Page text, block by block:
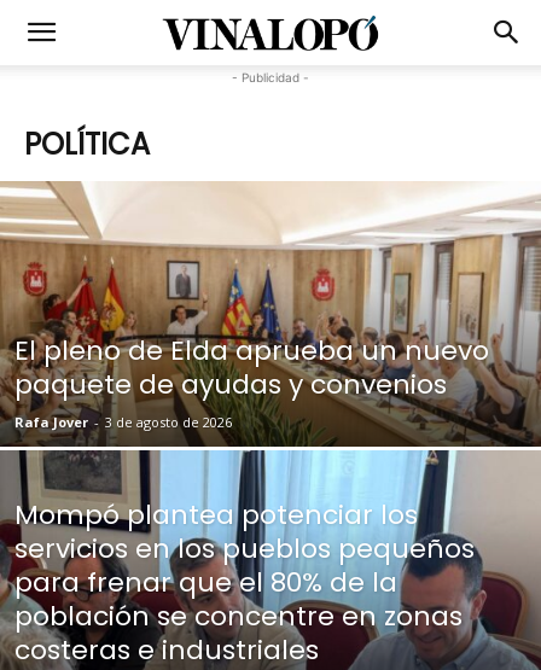
- Publicidad -
POLÍTICA
El pleno de Elda aprueba un nuevo
paquete de ayudas y convenios
Rafa Jover - 3 de agosto de 2026
Mompó plantea potenciar los
servicios en los pueblos pequeños
para frenar que el 80% de la
población se concentre en zonas
costeras e industriales